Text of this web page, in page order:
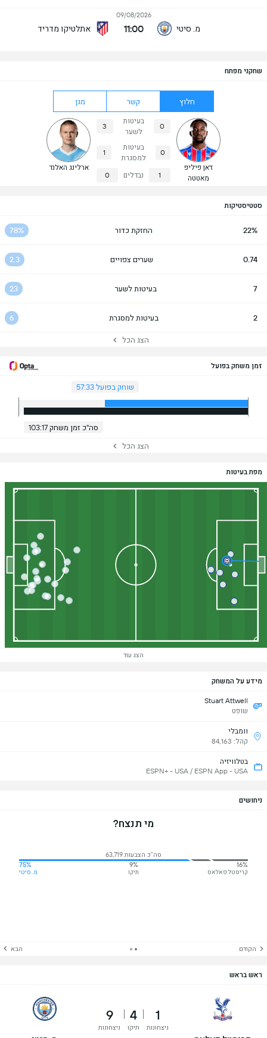
מ. סיטי
09/08/2026
11:00 אתלטיקו מדריד
שחקני מפתח
חלוץ קשר מגן
ז'אן פיליפ
מאטטה
0
בעיטות
לשער
3
0
בעיטות
למסגרת
1
1 נבדלים 0
ארלינג האלנד
סטטיסטיקות
22% החזקת כדור 78%
0.74 שערים צפויים 2.3
7 בעיטות לשער 23
2 בעיטות למסגרת 6
הצג הכל
זמן משחק בפועל
שוחק בפועל 57:33
סה"כ זמן משחק 103:17
הצג הכל
מפת בעיטות
הצג עוד
מידע על המשחק
Stuart Attwell
שופט
וומבלי
קהל: 84,163
בטלוויזיה
ESPN+ - USA / ESPN App - USA
ניחושים
מי תנצח?
סה"כ הצבעות 63,719
16%
קריסטל פאלאס
9%
תיקו
75%
מ. סיטי
הקודם הבא
ראש בראש
1
ניצחונות
4
תיקו
9
ניצחונות